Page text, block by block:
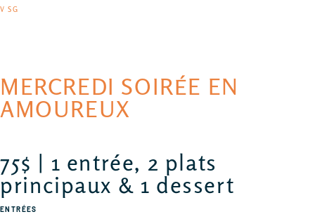
V SG
MERCREDI SOIRÉE EN
AMOUREUX
75$ | 1 entrée, 2 plats
principaux & 1 dessert
ENTRÉES